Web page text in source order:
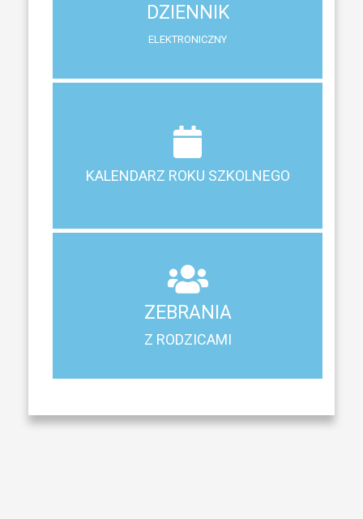
DZIENNIK
ELEKTRONICZNY
System zewnętrzny do śledzenia postępów w nauce
KALENDARZ ROKU SZKOLNEGO
KALENDARZ ROKU SZKOLNEGO
Terminy ferii, matur, zebrań i klasyfikacji
ZEBRANIA
Z RODZICAMI
Z RODZICAMI
Harmonogram spotkań i konsultacji z rodzicami